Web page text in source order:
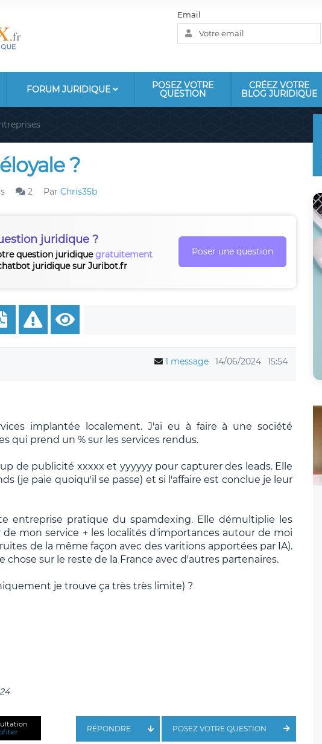
Email
FORUM JURIDIQUE POSEZ VOTRE
QUESTION
CRÉEZ VOTRE
BLOG JURIDIQUE
?
2 Par Chris35b
juridique ?
question juridiquegratuitement
juridique sur Juribot.fr
Poser une question
1 message 14/06/2024 15:54
implantée localement. J'ai eu à faire à une société
qui prend un % sur les services rendus.
de publicité xxxxx et yyyyyy pour capturer des leads. Elle
(je paie quoiqu'il se passe) et si l'affaire est conclue je leur
entreprise pratique du spamdexing. Elle démultiplie les
mon service + les localités d'importances autour de moi
de la même façon avec des varitions apportées par IA).
sur le reste de la France avec d'autres partenaires.
je trouve ça très très limite) ?
POSEZ VOTRE QUESTION
RÉPONDRE